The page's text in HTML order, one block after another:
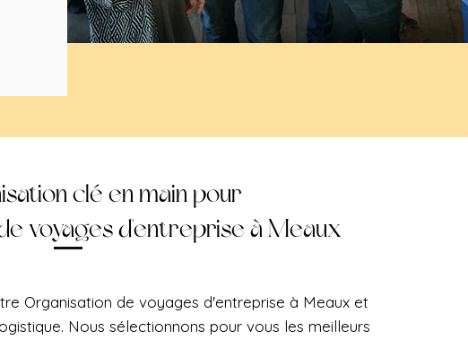
clé en main pour
voyages d'entreprise à Meaux
Organisation de voyages d'entreprise à Meaux et
Nous sélectionnons pour vous les meilleurs